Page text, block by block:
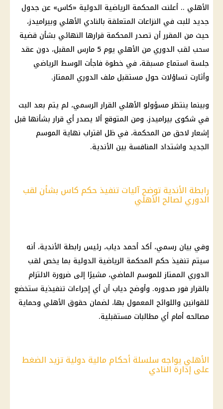
الأهلي .. أعلنت المحكمة الرياضية الدولية «كاس» عن جدول
جديد للبت في النزاعات المتعلقة بالنادي الأهلي وبيراميدز،
حيث من المقرر أن تصدرالمحكمة قرارها النهائي بشأن قضية
سحب لقب الدوري من الأهلي يوم
5 مارس المقبل، دون عقد
جلسة استماع مسبقة، في خطوة فاجأت الوسط الرياضي
وأثارت تساؤلات حول مستقبل ملف الدوري الممتاز.
وبينما ينتظر مسؤولو الأهلي القرار الرسمي، لم يتم بعد البت
في شكوى بيراميدز، ومن المتوقع ألا يصدر أي قرار بشأنها قبل
إشعار لاحق من المحكمة، في ظل اقتراب نهاية الموسم
الجديد واشتداد المنافسة بين الأندية.
رابطة الأندية توضح آليات تنفيذ حكم كاس بشأن لقب
الدوري لصالح الأهلي
وفي بيان رسمي، أكد أحمد دياب، رئيس رابطة الأندية، أنه
سيتم تنفيذ حكم المحكمة الرياضية الدولية بما يخص لقب
الدوري الممتاز للموسم الماضي، مشيرًا إلى ضرورة الالتزام
بالقرار فور صدوره. وأوضح دياب أن أي إجراءات تنفيذية ستخضع
للقوانين واللوائح المعمول بها، لضمان حقوق الأهلي وحماية
مصالحه أمام أي مطالبات مستقبلية.
الأهلي يواجه سلسلة أحكام مالية دولية تزيد الضغط
على إدارة النادي